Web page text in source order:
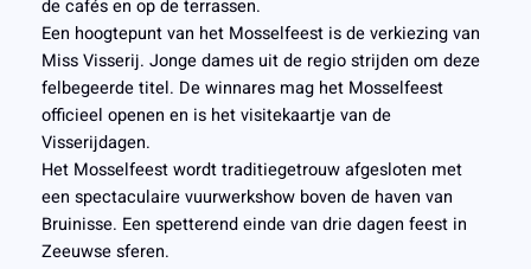
de cafés en op de terrassen.
Een hoogtepunt van het Mosselfeest is de verkiezing van
Miss Visserij. Jonge dames uit de regio strijden om deze
felbegeerde titel. De winnares mag het Mosselfeest
officieel openen en is het visitekaartje van de
Visserijdagen.
Het Mosselfeest wordt traditiegetrouw afgesloten met
een spectaculaire vuurwerkshow boven de haven van
Bruinisse. Een spetterend einde van drie dagen feest in
Zeeuwse sferen.